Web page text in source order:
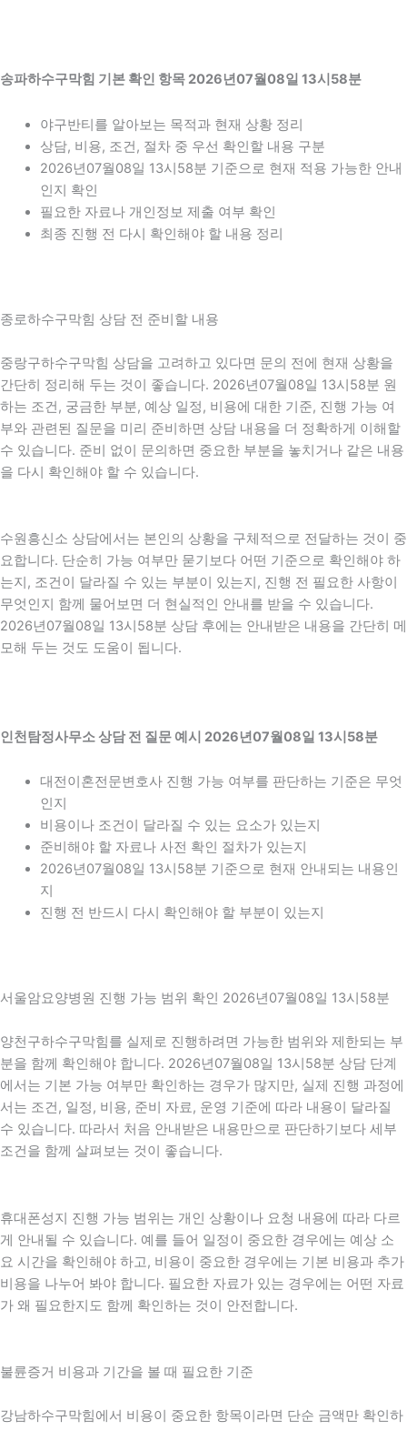
송파하수구막힘 기본 확인 항목 2026년07월08일 13시58분
야구반티를 알아보는 목적과 현재 상황 정리
상담, 비용, 조건, 절차 중 우선 확인할 내용 구분
2026년07월08일 13시58분 기준으로 현재 적용 가능한 안내
인지 확인
필요한 자료나 개인정보 제출 여부 확인
최종 진행 전 다시 확인해야 할 내용 정리
종로하수구막힘 상담 전 준비할 내용
중랑구하수구막힘 상담을 고려하고 있다면 문의 전에 현재 상황을
간단히 정리해 두는 것이 좋습니다. 2026년07월08일 13시58분 원
하는 조건, 궁금한 부분, 예상 일정, 비용에 대한 기준, 진행 가능 여
부와 관련된 질문을 미리 준비하면 상담 내용을 더 정확하게 이해할
수 있습니다. 준비 없이 문의하면 중요한 부분을 놓치거나 같은 내용
을 다시 확인해야 할 수 있습니다.
수원흥신소 상담에서는 본인의 상황을 구체적으로 전달하는 것이 중
요합니다. 단순히 가능 여부만 묻기보다 어떤 기준으로 확인해야 하
는지, 조건이 달라질 수 있는 부분이 있는지, 진행 전 필요한 사항이
무엇인지 함께 물어보면 더 현실적인 안내를 받을 수 있습니다.
2026년07월08일 13시58분 상담 후에는 안내받은 내용을 간단히 메
모해 두는 것도 도움이 됩니다.
인천탐정사무소 상담 전 질문 예시 2026년07월08일 13시58분
대전이혼전문변호사 진행 가능 여부를 판단하는 기준은 무엇
인지
비용이나 조건이 달라질 수 있는 요소가 있는지
준비해야 할 자료나 사전 확인 절차가 있는지
2026년07월08일 13시58분 기준으로 현재 안내되는 내용인
지
진행 전 반드시 다시 확인해야 할 부분이 있는지
서울암요양병원 진행 가능 범위 확인 2026년07월08일 13시58분
양천구하수구막힘를 실제로 진행하려면 가능한 범위와 제한되는 부
분을 함께 확인해야 합니다. 2026년07월08일 13시58분 상담 단계
에서는 기본 가능 여부만 확인하는 경우가 많지만, 실제 진행 과정에
서는 조건, 일정, 비용, 준비 자료, 운영 기준에 따라 내용이 달라질
수 있습니다. 따라서 처음 안내받은 내용만으로 판단하기보다 세부
조건을 함께 살펴보는 것이 좋습니다.
휴대폰성지 진행 가능 범위는 개인 상황이나 요청 내용에 따라 다르
게 안내될 수 있습니다. 예를 들어 일정이 중요한 경우에는 예상 소
요 시간을 확인해야 하고, 비용이 중요한 경우에는 기본 비용과 추가
비용을 나누어 봐야 합니다. 필요한 자료가 있는 경우에는 어떤 자료
가 왜 필요한지도 함께 확인하는 것이 안전합니다.
불륜증거 비용과 기간을 볼 때 필요한 기준
강남하수구막힘에서 비용이 중요한 항목이라면 단순 금액만 확인하